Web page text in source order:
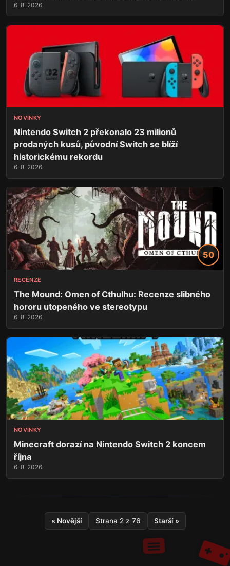
6. 8. 2026
NOVINKY
Nintendo Switch 2 překonalo 23 milionů
prodaných kusů, původní Switch se blíží
historickému rekordu
6. 8. 2026
50
RECENZE
The Mound: Omen of Cthulhu: Recenze slibného
hororu utopeného ve stereotypu
6. 8. 2026
NOVINKY
Minecraft dorazí na Nintendo Switch 2 koncem
října
6. 8. 2026
« Novější Strana 2 z 76 Starší »